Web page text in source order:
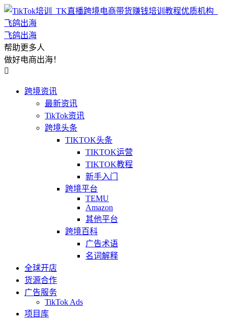
飞鸽出海
帮助更多人
做好电商出海！

跨境资讯
最新资讯
TikTok资讯
跨境头条
TIKTOK头条
TIKTOK运营
TIKTOK教程
新手入门
跨境平台
TEMU
Amazon
其他平台
跨境百科
广告术语
名词解释
全球开店
货源合作
广告服务
TikTok Ads
项目库